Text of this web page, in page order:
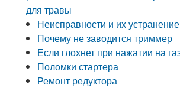
для травы
Неисправности и их устранение
Почему не заводится триммер
Если глохнет при нажатии на
Поломки стартера
Ремонт редуктора